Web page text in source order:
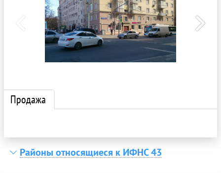
Продажа
Районы относящиеся к ИФНС 43